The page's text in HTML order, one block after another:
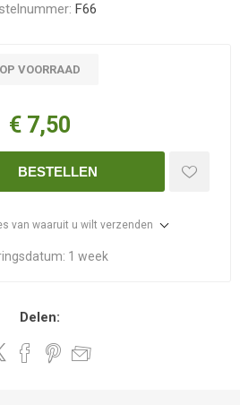
F66
OP VOORRAAD
€ 7,50
BESTELLEN
van waaruit u wilt verzenden
1 week
Delen: